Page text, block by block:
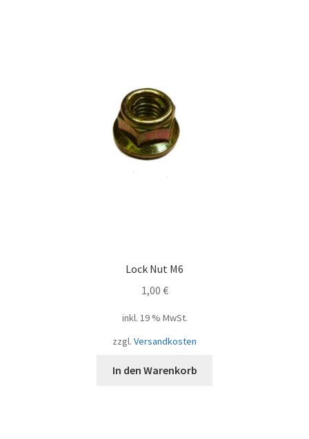
Lock Nut M6
1,00 €
inkl. 19 % MwSt.
zzgl. Versandkosten
In den Warenkorb